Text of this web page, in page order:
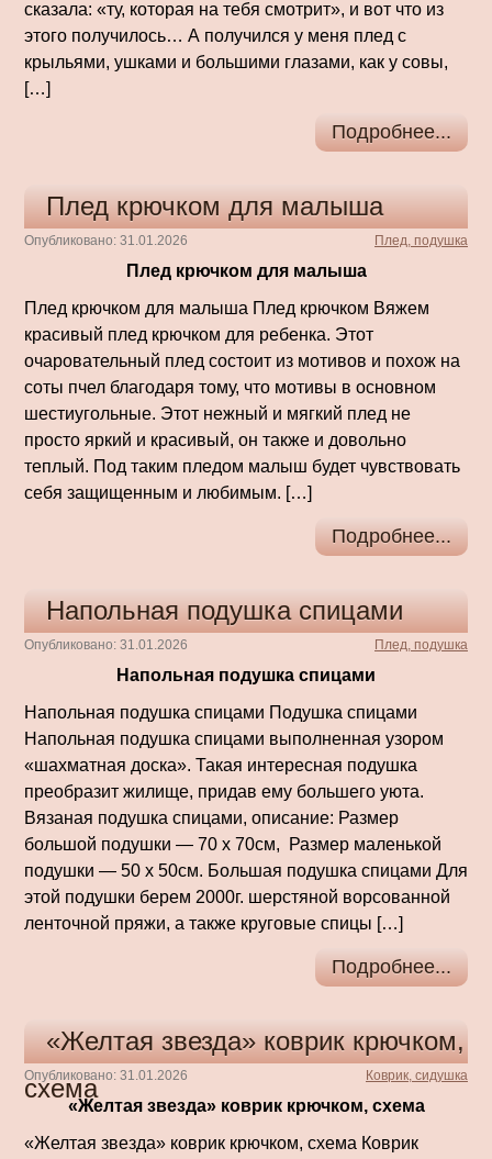
сказала: «ту, которая на тебя смотрит», и вот что из
этого получилось… А получился у меня плед с
крыльями, ушками и большими глазами, как у совы,
[…]
Подробнее...
Плед крючком для малыша
Опубликовано: 31.01.2026 Плед, подушка
Плед крючком для малыша
Плед крючком для малыша Плед крючком Вяжем
красивый плед крючком для ребенка. Этот
очаровательный плед состоит из мотивов и похож на
соты пчел благодаря тому, что мотивы в основном
шестиугольные. Этот нежный и мягкий плед не
просто яркий и красивый, он также и довольно
теплый. Под таким пледом малыш будет чувствовать
себя защищенным и любимым. […]
Подробнее...
Напольная подушка спицами
Опубликовано: 31.01.2026 Плед, подушка
Напольная подушка спицами
Напольная подушка спицами Подушка спицами
Напольная подушка спицами выполненная узором
«шахматная доска». Такая интересная подушка
преобразит жилище, придав ему большего уюта.
Вязаная подушка спицами, описание: Размер
большой подушки — 70 х 70см, Размер маленькой
подушки — 50 х 50см. Большая подушка спицами Для
этой подушки берем 2000г. шерстяной ворсованной
ленточной пряжи, а также круговые спицы […]
Подробнее...
«Желтая звезда» коврик крючком,
схема
Опубликовано: 31.01.2026 Коврик, сидушка
«Желтая звезда» коврик крючком, схема
«Желтая звезда» коврик крючком, схема Коврик